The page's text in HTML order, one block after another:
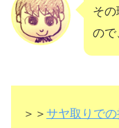
そ
ので
＞＞ サヤ取りで